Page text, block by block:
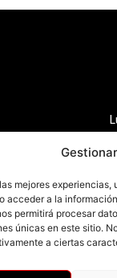
mejores
acceder a la
permitirá procesar
únicas en este sitio.
a ciertas
Política de